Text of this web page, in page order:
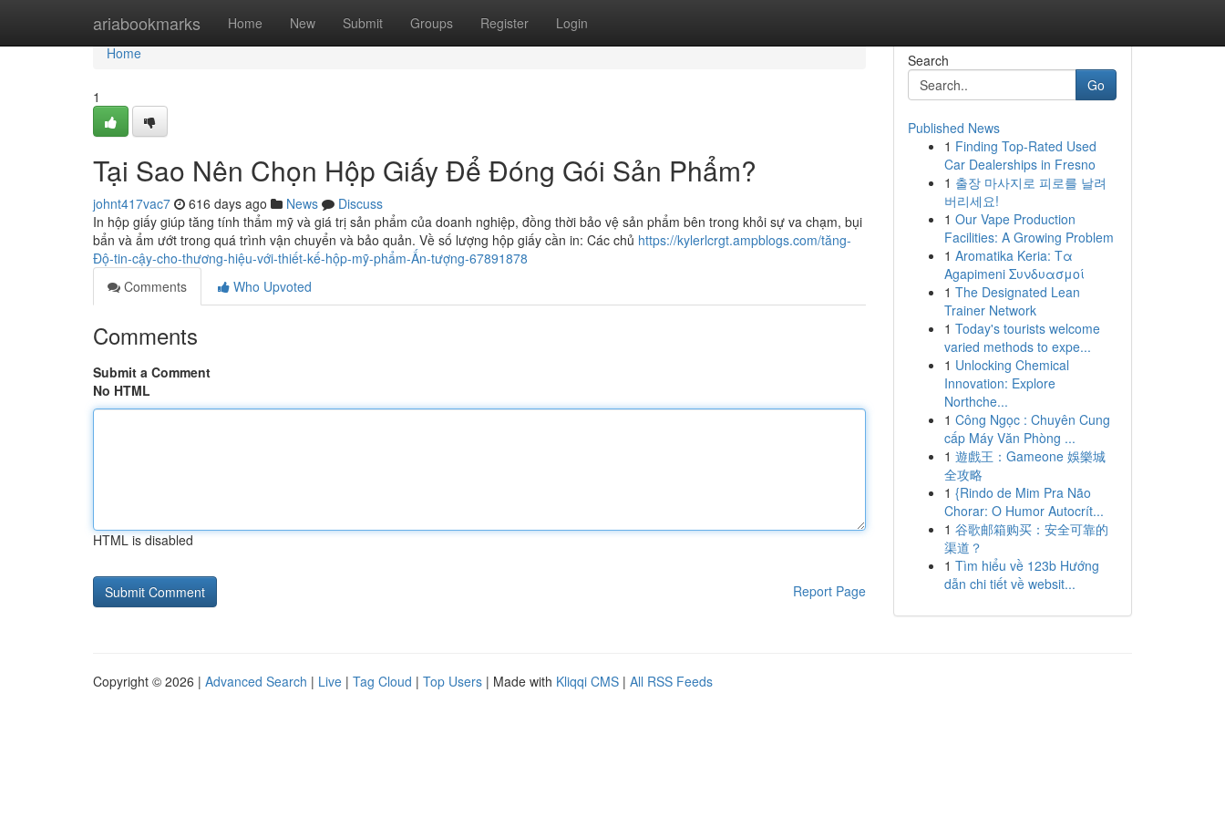
ariabookmarks Home New Submit Groups Register Login
Home
Home
1
Tại Sao Nên Chọn Hộp Giấy Để Đóng Gói Sản Phẩm?
johnt417vac7 616 days ago News
Discuss
In hộp giấy giúp tăng tính thẩm mỹ và giá trị sản phẩm của doanh nghiệp, đồng thời bảo vệ sản phẩm bên trong khỏi sự va chạm, bụi
bẩn và ẩm ướt trong quá trình vận chuyển và bảo quản. Về số lượng hộp giấy cần in: Các chủ https://kylerlcrgt.ampblogs.com/tăng-
Độ-tin-cậy-cho-thương-hiệu-với-thiết-kế-hộp-mỹ-phẩm-Ấn-tượng-67891878
Comments
Who Upvoted
Comments
Submit a Comment
No HTML
HTML is disabled
Report Page
Search
Go
Published News
1 Finding Top-Rated Used
Car Dealerships in Fresno
1 출장 마사지로 피로를 날려
버리세요!
1 Our Vape Production
Facilities: A Growing Problem
1 Aromatika Keria: Τα
Agapimeni Συνδυασμοί
1 The Designated Lean
Trainer Network
1 Today's tourists welcome
varied methods to expe...
1 Unlocking Chemical
Innovation: Explore
Northche...
1 Công Ngọc : Chuyên Cung
cấp Máy Văn Phòng ...
1 遊戲王：Gameone 娛樂城
全攻略
1 {Rindo de Mim Pra Não
Chorar: O Humor Autocrít...
1 谷歌邮箱购买：安全可靠的
渠道？
1 Tìm hiểu về 123b Hướng
dẫn chi tiết về websit...
Copyright © 2026 | Advanced Search | Live | Tag Cloud | Top Users | Made with Kliqqi CMS | All RSS Feeds